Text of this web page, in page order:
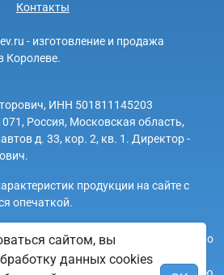
Контакты
- изготовление и продажа
Королеве.
ИНН 501811145203
Россия, Московская область,
д. 33, кор. 2, кв. 1. Директор -
продукции на сайте с
опечаткой.
region-korolev.ru носит исключительно
характер и ни при каких
сайтом, вы
данных cookies